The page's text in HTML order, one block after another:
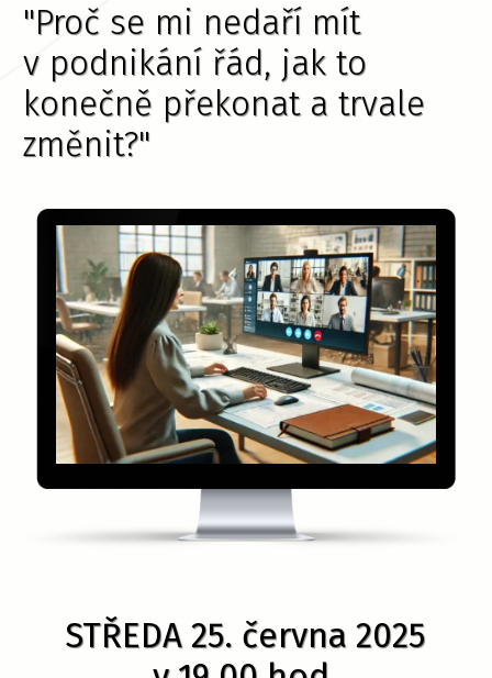
"Proč se mi nedaří mít
v podnikání řád, jak to
konečně překonat a trvale
změnit?"
STŘEDA 25. června 2025